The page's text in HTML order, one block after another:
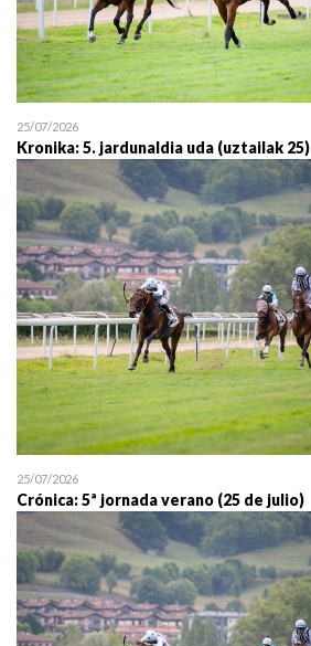
25/07/2026
Kronika: 5. jardunaldia uda (uztailak 25)
25/07/2026
Crónica: 5ª jornada verano (25 de julio)